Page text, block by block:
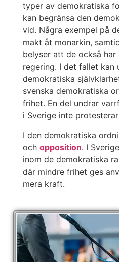
typer av demokratiska
kan begränsa den
vid. Några exempel på
makt åt monarkin,
belyser att de också
regering. I det fallet
demokratiska
svenska demokratiska
frihet. En del undrar
i Sverige inte
I den demokratiska
och opposition. I
inom de demokratiska
där mindre frihet ges
mera kraft.